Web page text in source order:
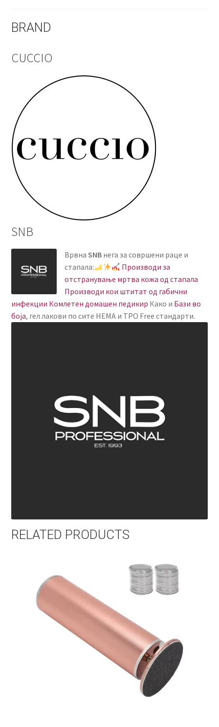
BRAND
CUCCIO
SNB
Врвна SNBнега за совршени раце и
стапала:
Производи за
отстранување мртва кожа од стапала
Производи кои штитат од габични
инфекции Комлетен домашен педикир Како и Бази во
боја, гел лакови по сите HEMA и TPO Free стандарти.
RELATED PRODUCTS